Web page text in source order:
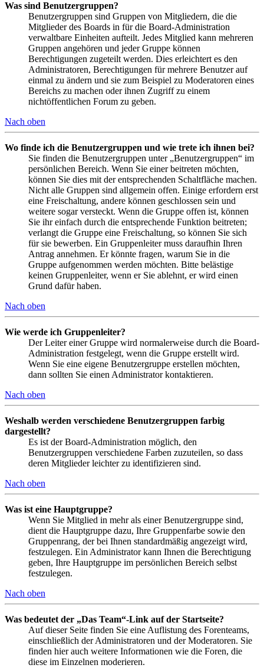
Was sind Benutzergruppen?
Benutzergruppen sind Gruppen von Mitgliedern, die die
Mitglieder des Boards in für die Board-Administration
verwaltbare Einheiten aufteilt. Jedes Mitglied kann mehreren
Gruppen angehören und jeder Gruppe können
Berechtigungen zugeteilt werden. Dies erleichtert es den
Administratoren, Berechtigungen für mehrere Benutzer auf
einmal zu ändern und sie zum Beispiel zu Moderatoren eines
Bereichs zu machen oder ihnen Zugriff zu einem
nichtöffentlichen Forum zu geben.
Nach oben
Wo finde ich die Benutzergruppen und wie trete ich ihnen bei?
Sie finden die Benutzergruppen unter „Benutzergruppen“ im
persönlichen Bereich. Wenn Sie einer beitreten möchten,
können Sie dies mit der entsprechenden Schaltfläche machen.
Nicht alle Gruppen sind allgemein offen. Einige erfordern erst
eine Freischaltung, andere können geschlossen sein und
weitere sogar versteckt. Wenn die Gruppe offen ist, können
Sie ihr einfach durch die entsprechende Funktion beitreten;
verlangt die Gruppe eine Freischaltung, so können Sie sich
für sie bewerben. Ein Gruppenleiter muss daraufhin Ihren
Antrag annehmen. Er könnte fragen, warum Sie in die
Gruppe aufgenommen werden möchten. Bitte belästige
keinen Gruppenleiter, wenn er Sie ablehnt, er wird einen
Grund dafür haben.
Nach oben
Wie werde ich Gruppenleiter?
Der Leiter einer Gruppe wird normalerweise durch die Board-
Administration festgelegt, wenn die Gruppe erstellt wird.
Wenn Sie eine eigene Benutzergruppe erstellen möchten,
dann sollten Sie einen Administrator kontaktieren.
Nach oben
Weshalb werden verschiedene Benutzergruppen farbig
dargestellt?
Es ist der Board-Administration möglich, den
Benutzergruppen verschiedene Farben zuzuteilen, so dass
deren Mitglieder leichter zu identifizieren sind.
Nach oben
Was ist eine Hauptgruppe?
Wenn Sie Mitglied in mehr als einer Benutzergruppe sind,
dient die Hauptgruppe dazu, Ihre Gruppenfarbe sowie den
Gruppenrang, der bei Ihnen standardmäßig angezeigt wird,
festzulegen. Ein Administrator kann Ihnen die Berechtigung
geben, Ihre Hauptgruppe im persönlichen Bereich selbst
festzulegen.
Nach oben
Was bedeutet der „Das Team“-Link auf der Startseite?
Auf dieser Seite finden Sie eine Auflistung des Forenteams,
einschließlich der Administratoren und der Moderatoren. Sie
finden hier auch weitere Informationen wie die Foren, die
diese im Einzelnen moderieren.